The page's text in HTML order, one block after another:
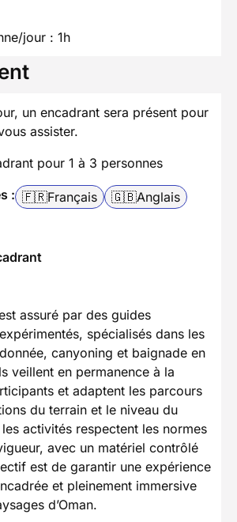
jour : 1h
un encadrant sera présent pour
assister.
pour 1 à 3 personnes
: 🇫🇷Français 🇬🇧Anglais
assuré par des guides
spécialisés dans les
canyoning et baignade en
veillent en permanence à la
et adaptent les parcours
du terrain et le niveau du
activités respectent les normes
avec un matériel contrôlé
est de garantir une expérience
et pleinement immersive
d’Oman.